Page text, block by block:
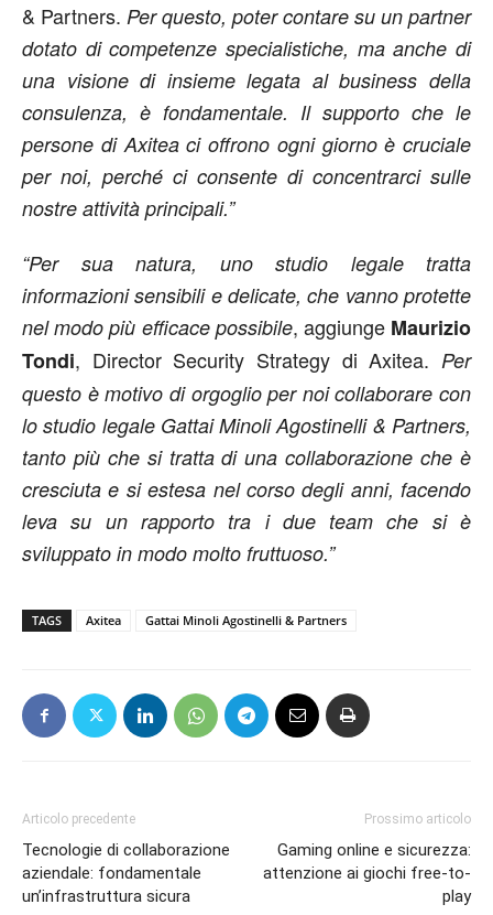
& Partners. Per questo, poter contare su un partner
dotato di competenze specialistiche, ma anche di
una visione di insieme legata al business della
consulenza, è fondamentale. Il supporto che le
persone di Axitea ci offrono ogni giorno è cruciale
per noi, perché ci consente di concentrarci sulle
nostre attività principali.”
“Per sua natura, uno studio legale tratta
informazioni sensibili e delicate, che vanno protette
nel modo più efficace possibile, aggiunge Maurizio
Tondi, Director Security Strategy di Axitea. Per
questo è motivo di orgoglio per noi collaborare con
lo studio legale Gattai Minoli Agostinelli & Partners,
tanto più che si tratta di una collaborazione che è
cresciuta e si estesa nel corso degli anni, facendo
leva su un rapporto tra i due team che si è
sviluppato in modo molto fruttuoso.”
TAGS Axitea Gattai Minoli Agostinelli & Partners
Articolo precedente
Tecnologie di collaborazione
aziendale: fondamentale
un’infrastruttura sicura
Prossimo articolo
Gaming online e sicurezza:
attenzione ai giochi free-to-
play